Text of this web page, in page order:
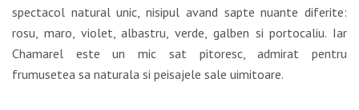
spectacol natural unic, nisipul avand sapte nuante diferite:
rosu, maro, violet, albastru, verde, galben si portocaliu. Iar
Chamarel este un mic sat pitoresc, admirat pentru
frumusetea sa naturala si peisajele sale uimitoare.